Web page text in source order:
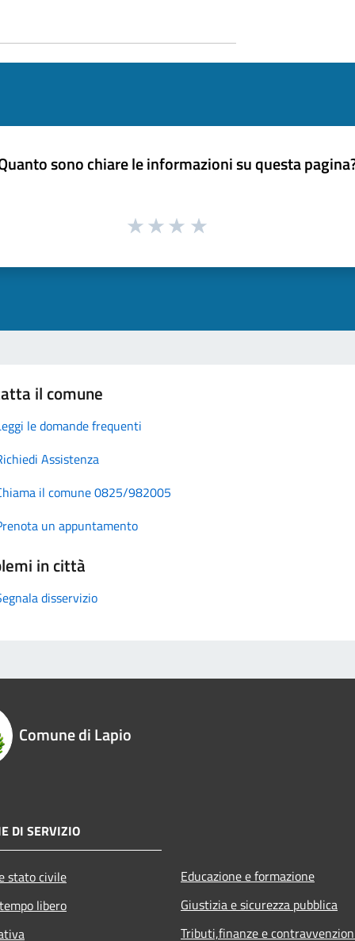
sono chiare le informazioni su questa
il comune
le domande frequenti
Assistenza
il comune 0825/982005
un appuntamento
in città
disservizio
Comune di Lapio
DI SERVIZIO
stato civile
libero
Educazione e formazione
Giustizia e sicurezza pubblica
Tributi,finanze e